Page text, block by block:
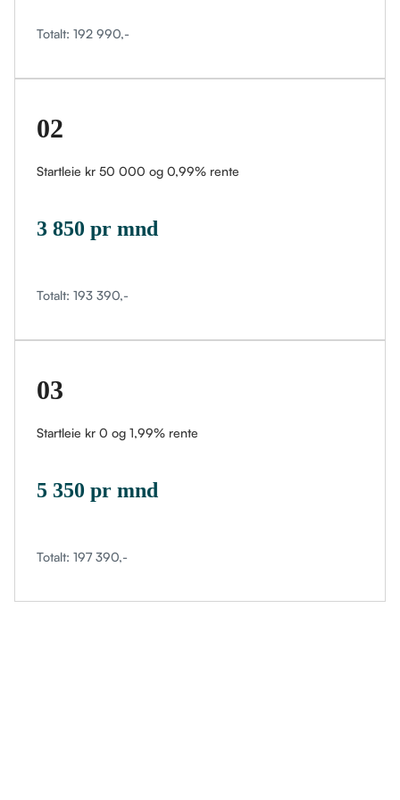
Totalt: 192 990,-
02
Startleie kr 50 000 og 0,99% rente
3 850 pr mnd
Totalt: 193 390,-
03
Startleie kr 0 og 1,99% rente
5 350 pr mnd
Totalt: 197 390,-